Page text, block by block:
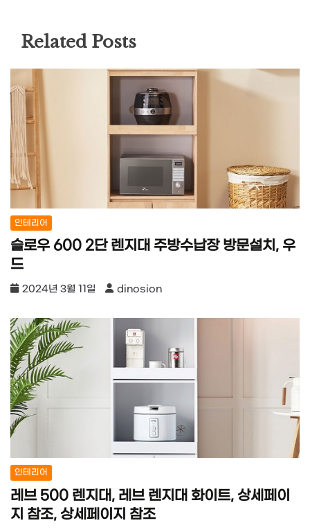
Related Posts
인테리어
슬로우 600 2단 렌지대 주방수납장 방문설치, 우
드
2024년 3월 11일 dinosion
인테리어
레브 500 렌지대, 레브 렌지대 화이트, 상세페이
지 참조, 상세페이지 참조